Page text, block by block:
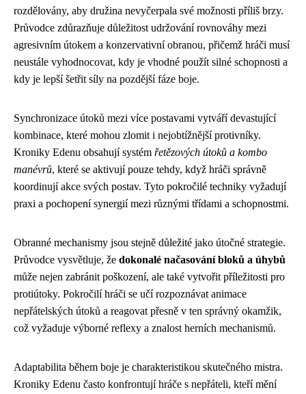
rozdělovány, aby družina nevyčerpala své možnosti příliš brzy.
Průvodce zdůrazňuje důležitost udržování rovnováhy mezi
agresivním útokem a konzervativní obranou, přičemž hráči musí
neustále vyhodnocovat, kdy je vhodné použít silné schopnosti a
kdy je lepší šetřit síly na pozdější fáze boje.
Synchronizace útoků mezi více postavami vytváří devastující
kombinace, které mohou zlomit i nejobtížnější protivníky.
Kroniky Edenu obsahují systém řetězových útoků a kombo
manévrů, které se aktivují pouze tehdy, když hráči správně
koordinují akce svých postav. Tyto pokročilé techniky vyžadují
praxi a pochopení synergií mezi různými třídami a schopnostmi.
Obranné mechanismy jsou stejně důležité jako útočné strategie.
Průvodce vysvětluje, že dokonalé načasování bloků a úhybů
může nejen zabránit poškození, ale také vytvořit příležitosti pro
protiútoky. Pokročilí hráči se učí rozpoznávat animace
nepřátelských útoků a reagovat přesně v ten správný okamžik,
což vyžaduje výborné reflexy a znalost herních mechanismů.
Adaptabilita během boje je charakteristikou skutečného mistra.
Kroniky Edenu často konfrontují hráče s nepřáteli, kteří mění